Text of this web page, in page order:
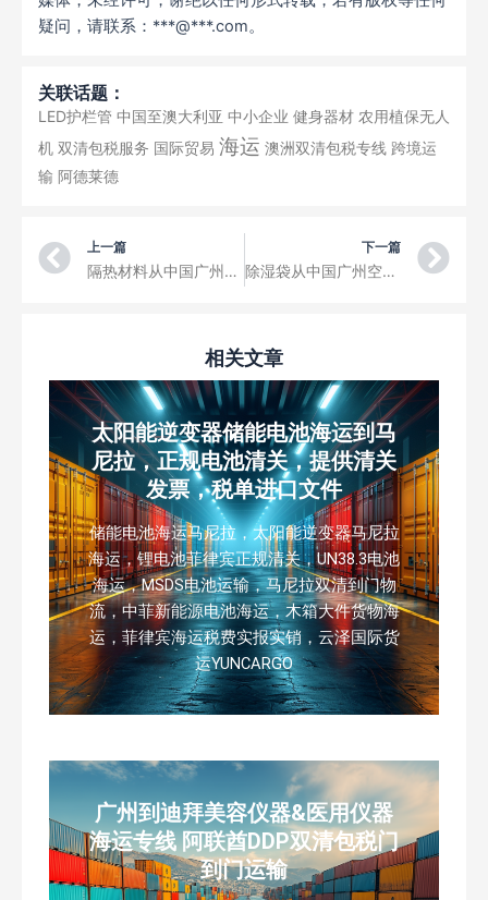
疑问，请联系：***@***.com。
关联话题：
LED护栏管 中国至澳大利亚 中小企业 健身器材 农用植保无人
机 双清包税服务 国际贸易 海运 澳洲双清包税专线 跨境运
输 阿德莱德
Prev
上一篇
隔热材料从中国广州空运到格但斯克莱赫·瓦文萨机场三字代码GDN
下一篇
除湿袋从中国广州空运到华沙肖邦机场三字代码WAW
相关文章
太阳能逆变器储能电池海运到马
尼拉，正规电池清关，提供清关
发票，税单进口文件
储能电池海运马尼拉，太阳能逆变器马尼拉
海运，锂电池菲律宾正规清关，UN38.3电池
海运，MSDS电池运输，马尼拉双清到门物
流，中菲新能源电池海运，木箱大件货物海
运，菲律宾海运税费实报实销，云泽国际货
运YUNCARGO
广州到迪拜美容仪器&医用仪器
海运专线 阿联酋DDP双清包税门
到门运输